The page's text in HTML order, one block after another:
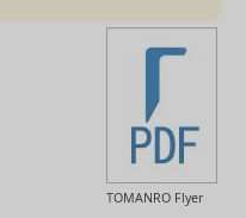
TOMANRO Flyer